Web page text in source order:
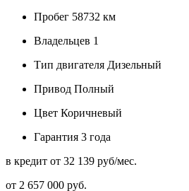
Пробег 58732 км
Владельцев 1
Тип двигателя Дизельный
Привод Полный
Цвет Коричневый
Гарантия 3 года
в кредит от 32 139 руб/мес.
от 2 657 000 руб.